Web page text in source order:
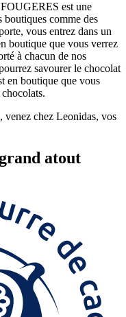
est une
boutiques comme des
vous entrez dans un
boutique que vous verrez
à chacun de nos
savourer le chocolat
en boutique que vous
chez Leonidas, vos
atout